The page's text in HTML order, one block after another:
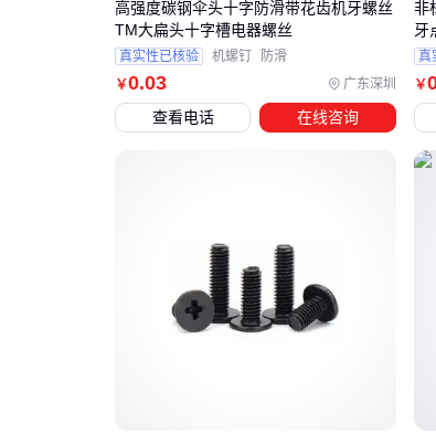
￥0.03 广东深圳
高强度碳钢伞头十字防滑带花齿机牙螺丝
TM大扁头十字槽电器螺丝
真实性已核验 机螺钉 防滑
查看电话 在线咨询
￥
非
牙
真